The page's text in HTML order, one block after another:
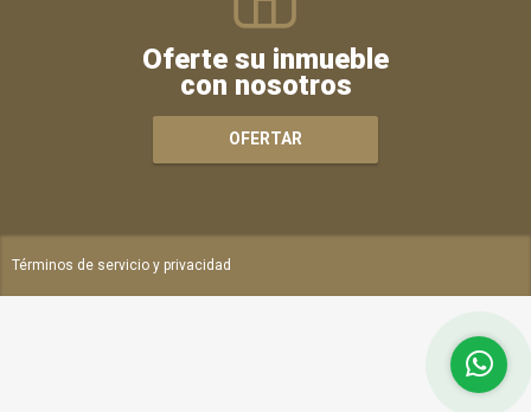
Oferte su inmueble
con nosotros
OFERTAR
Términos de servicio y privacidad